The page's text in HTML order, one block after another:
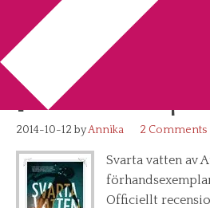
Recension: Svarta
Attica Locke
[förhandsexemplar]
2014-10-12 byAnnika 2 Comments
Svarta vatten av
Officiellt